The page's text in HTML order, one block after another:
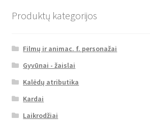
Produktų kategorijos
Filmų ir animac. f. personažai
Gyvūnai - žaislai
Kalėdų atributika
Kardai
Laikrodžiai